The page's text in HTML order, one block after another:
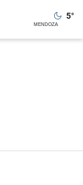
5°